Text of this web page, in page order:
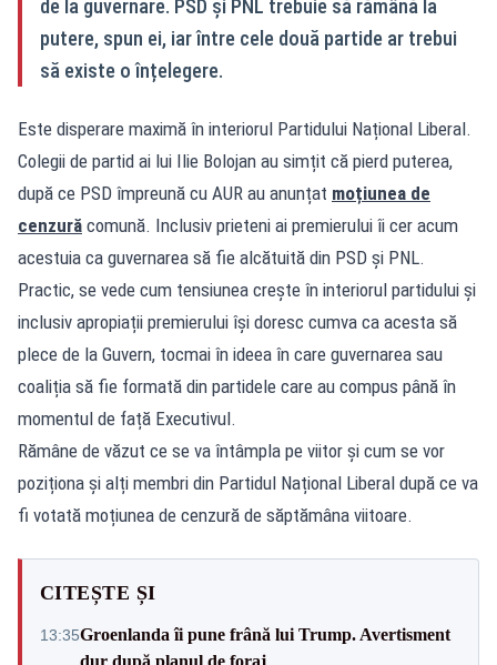
de la guvernare. PSD și PNL trebuie să rămână la
putere, spun ei, iar între cele două partide ar trebui
să existe o înțelegere.
Este disperare maximă în interiorul Partidului Național Liberal.
Colegii de partid ai lui Ilie Bolojan au simțit că pierd puterea,
după ce PSD împreună cu AUR au anunțat moțiunea de
cenzură comună. Inclusiv prieteni ai premierului îi cer acum
acestuia ca guvernarea să fie alcătuită din PSD și PNL.
Practic, se vede cum tensiunea crește în interiorul partidului și
inclusiv apropiații premierului își doresc cumva ca acesta să
plece de la Guvern, tocmai în ideea în care guvernarea sau
coaliția să fie formată din partidele care au compus până în
momentul de față Executivul.
Rămâne de văzut ce se va întâmpla pe viitor și cum se vor
poziționa și alți membri din Partidul Național Liberal după ce va
fi votată moțiunea de cenzură de săptămâna viitoare.
CITEȘTE ȘI
13:35Groenlanda îi pune frână lui Trump. Avertisment
dur după planul de foraj